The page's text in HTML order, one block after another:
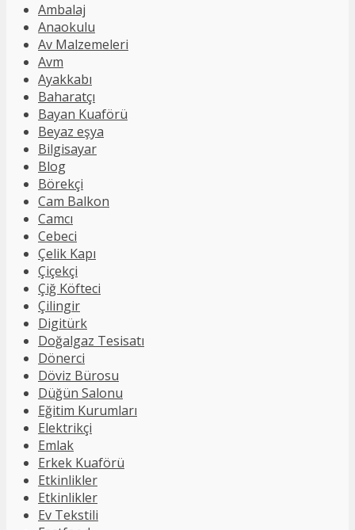
Ambalaj
Anaokulu
Av Malzemeleri
Avm
Ayakkabı
Baharatçı
Bayan Kuaförü
Beyaz eşya
Bilgisayar
Blog
Börekçi
Cam Balkon
Camcı
Cebeci
Çelik Kapı
Çiçekçi
Çiğ Köfteci
Çilingir
Digitürk
Doğalgaz Tesisatı
Dönerci
Döviz Bürosu
Düğün Salonu
Eğitim Kurumları
Elektrikçi
Emlak
Erkek Kuaförü
Etkinlikler
Etkinlikler
Ev Tekstili